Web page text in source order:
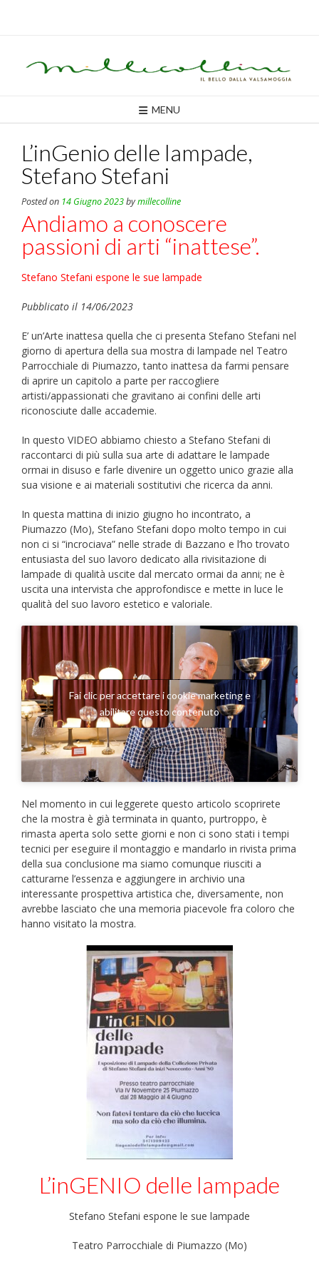
MENU
L’inGenio delle lampade,
Stefano Stefani
Posted on 14 Giugno 2023bymillecolline
Andiamo a conoscere
passioni di arti “inattese”.
Stefano Stefani espone le sue lampade
Pubblicato il 14/06/2023
E’ un’Arte inattesa quella che ci presenta Stefano Stefani nel
giorno di apertura della sua mostra di lampade nel Teatro
Parrocchiale di Piumazzo, tanto inattesa da farmi pensare
di aprire un capitolo a parte per raccogliere
artisti/appassionati che gravitano ai confini delle arti
riconosciute dalle accademie.
In questo VIDEO abbiamo chiesto a Stefano Stefani di
raccontarci di più sulla sua arte di adattare le lampade
ormai in disuso e farle divenire un oggetto unico grazie alla
sua visione e ai materiali sostitutivi che ricerca da anni.
In questa mattina di inizio giugno ho incontrato, a
Piumazzo (Mo), Stefano Stefani dopo molto tempo in cui
non ci si “incrociava” nelle strade di Bazzano e l’ho trovato
entusiasta del suo lavoro dedicato alla rivisitazione di
lampade di qualità uscite dal mercato ormai da anni; ne è
uscita una intervista che approfondisce e mette in luce le
qualità del suo lavoro estetico e valoriale.
Fai clic per accettare i cookie marketing e
abilitare questo contenuto
Nel momento in cui leggerete questo articolo scoprirete
che la mostra è già terminata in quanto, purtroppo, è
rimasta aperta solo sette giorni e non ci sono stati i tempi
tecnici per eseguire il montaggio e mandarlo in rivista prima
della sua conclusione ma siamo comunque riusciti a
catturarne l’essenza e aggiungere in archivio una
interessante prospettiva artistica che, diversamente, non
avrebbe lasciato che una memoria piacevole fra coloro che
hanno visitato la mostra.
L’inGENIO delle lampade
Stefano Stefani espone le sue lampade
Teatro Parrocchiale di Piumazzo (Mo)